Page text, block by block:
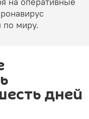
по миру.
дней